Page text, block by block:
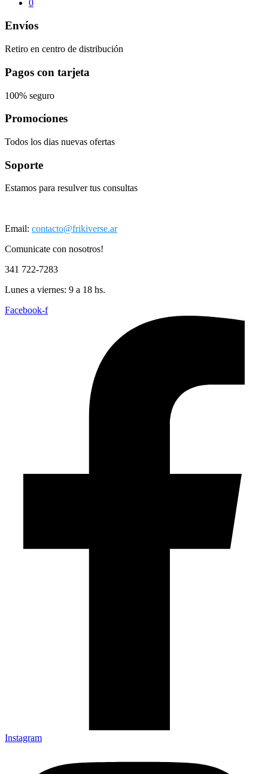
0
Envíos
Retiro en centro de distribución
Pagos con tarjeta
100% seguro
Promociones
Todos los dias nuevas ofertas
Soporte
Estamos para resulver tus consultas
Email: contacto@frikiverse.ar
Comunicate con nosotros!
341 722-7283
Lunes a viernes: 9 a 18 hs.
Facebook-f
Instagram